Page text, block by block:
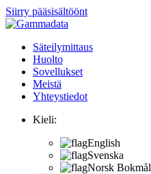
Siirry pääsisältöönt
Säteilymittaus
Huolto
Sovellukset
Meistä
Yhteystiedot
Kieli:
English
Svenska
Norsk Bokmål